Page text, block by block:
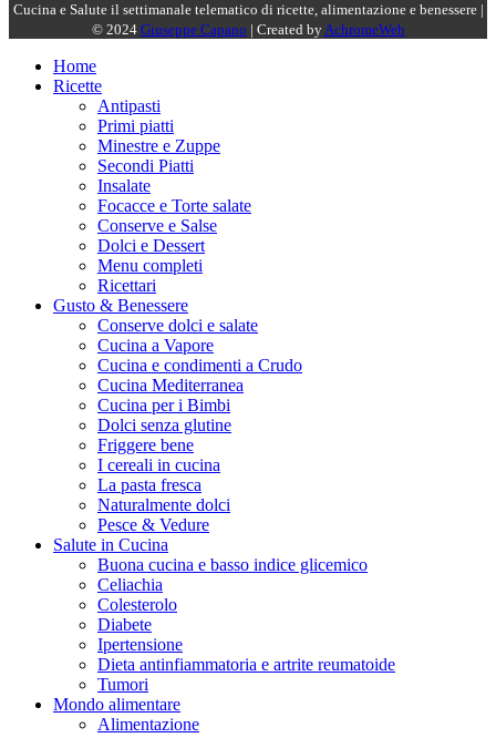
Cucina e Salute il settimanale telematico di ricette, alimentazione e benessere |
© 2024 Giuseppe Capano | Created byAchromeWeb
Home
Ricette
Antipasti
Primi piatti
Minestre e Zuppe
Secondi Piatti
Insalate
Focacce e Torte salate
Conserve e Salse
Dolci e Dessert
Menu completi
Ricettari
Gusto & Benessere
Conserve dolci e salate
Cucina a Vapore
Cucina e condimenti a Crudo
Cucina Mediterranea
Cucina per i Bimbi
Dolci senza glutine
Friggere bene
I cereali in cucina
La pasta fresca
Naturalmente dolci
Pesce & Vedure
Salute in Cucina
Buona cucina e basso indice glicemico
Celiachia
Colesterolo
Diabete
Ipertensione
Dieta antinfiammatoria e artrite reumatoide
Tumori
Mondo alimentare
Alimentazione